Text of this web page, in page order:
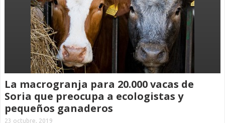
La macrogranja para 20.000 vacas de
Soria que preocupa a ecologistas y
pequeños ganaderos
23 octubre, 2019